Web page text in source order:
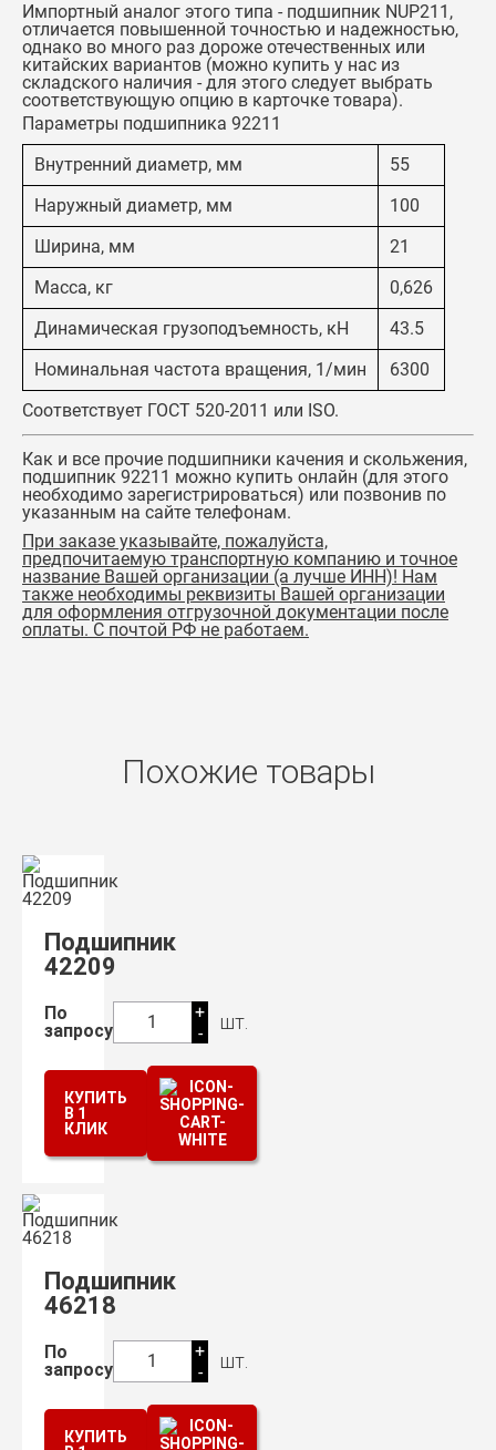
Импортный аналог этого типа - подшипник NUP211 ,
отличается повышенной точностью и надежностью,
однако во много раз дороже отечественных или
китайских вариантов (можно купить у нас из
складского наличия - для этого следует выбрать
соответствующую опцию в карточке товара).
Параметры подшипника 92211
Внутренний диаметр, мм
55
Наружный диаметр, мм
100
Ширина, мм
21
Масса, кг
0,626
Динамическая грузоподъемность, кН
43.5
Номинальная частота вращения, 1/мин
6300
Соответствует ГОСТ 520-2011 или ISO.
Как и все прочие подшипники качения и скольжения,
подшипник 92211 можно купить онлайн (для этого
необходимо зарегистрироваться) или позвонив по
указанным на сайте телефонам.
При заказе указывайте, пожалуйста,
предпочитаемую транспортную компанию и точное
название Вашей организации (а лучше ИНН)! Нам
также необходимы реквизиты Вашей организации
для оформления отгрузочной документации после
оплаты. С почтой РФ не работаем.
Похожие товары
Подшипник
42209
По
запросу
1
+
-
шт.
КУПИТЬ
В 1
КЛИК
Подшипник
46218
По
запросу
1
+
-
шт.
КУПИТЬ